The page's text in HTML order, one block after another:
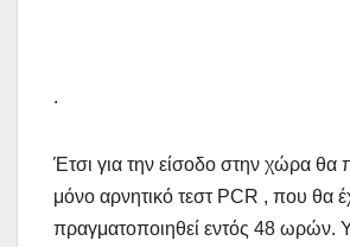
.
Έτσι για την είσοδο στην χώρα θα
μόνο αρνητικό τεστ PCR , που θα
πραγματοποιηθεί εντός 48 ωρών.